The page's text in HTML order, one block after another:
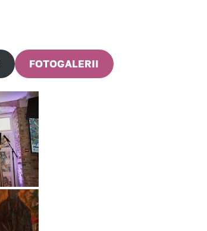
FOTOGALERII